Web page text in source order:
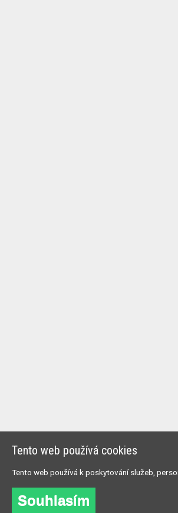
Tento web používá cookies
Tento web používá k poskytování služeb,
Souhlasím